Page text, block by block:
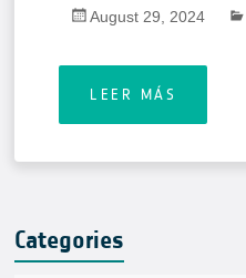
August 29, 2024
LEER MÁS
Categories